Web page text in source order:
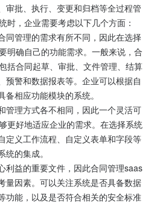
审批、执行、变更和归档等全过程管
时，企业需要考虑以下几个方面：
同管理的需求有所不同，因此在选择
明确自己的功能需求。一般来说，合
括合同起草、审批、文件管理、结算
预警和数据报表等。企业可以根据自
相应功能模块的系统。
管理方式各不相同，因此一个灵活可
更好地适应企业的需求。在选择系统
定义工作流程、自定义表单和字段等
的集成。
利益的重要文件，因此合同管理saas
量因素。可以关注系统是否具备数据
功能，以及是否符合相关的安全标准